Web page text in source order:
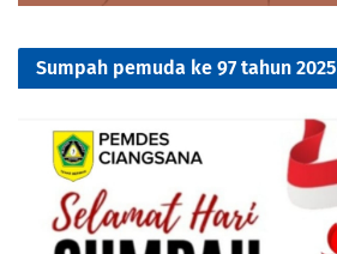
Sumpah pemuda ke 97 tahun 2025